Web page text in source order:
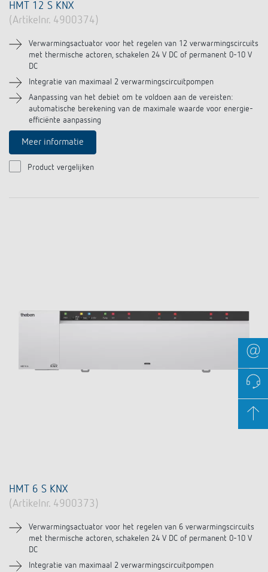
HMT 12 S KNX
(Artikelnr. 4900374)
Verwarmingsactuator voor het regelen van 12 verwarmingscircuits
met thermische actoren, schakelen 24 V DC of permanent 0-10 V
DC
Integratie van maximaal 2 verwarmingscircuitpompen
Aanpassing van het debiet om te voldoen aan de vereisten:
automatische berekening van de maximale waarde voor energie-
efficiënte aanpassing
Meer informatie
Product vergelijken
HMT 6 S KNX
(Artikelnr. 4900373)
Verwarmingsactuator voor het regelen van 6 verwarmingscircuits
met thermische actoren, schakelen 24 V DC of permanent 0-10 V
DC
Integratie van maximaal 2 verwarmingscircuitpompen